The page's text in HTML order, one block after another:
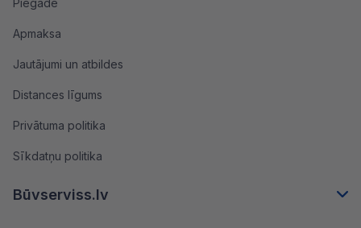
Piegāde
Apmaksa
Jautājumi un atbildes
Distances līgums
Privātuma politika
Sīkdatņu politika
Būvserviss.lv